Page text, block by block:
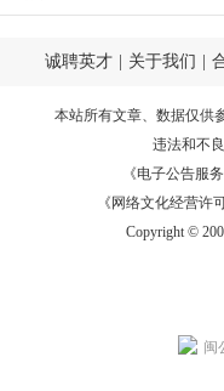
诚聘英才 关于我们
本站所有文章、数据仅供
违法和不
《电子公告服务
《网络文化经营许
Copyright ©
闽